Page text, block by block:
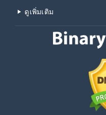
ดูเพิ่มเติม